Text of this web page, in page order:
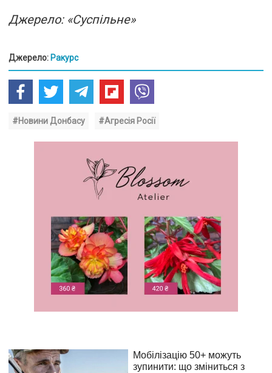
Джерело: «Суспільне»
Джерело: Ракурс
#Новини Донбасу #Агресія Росії